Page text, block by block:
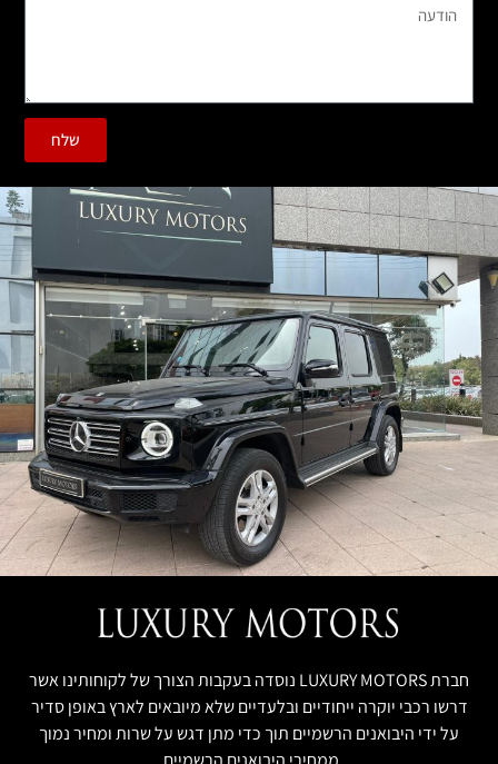
שלח
חברת LUXURY MOTORS נוסדה בעקבות הצורך של לקוחותינו אשר
דרשו רכבי יוקרה ייחודיים ובלעדיים שלא מיובאים לארץ באופן סדיר
על ידי היבואנים הרשמיים תוך כדי מתן דגש על שרות ומחיר נמוך